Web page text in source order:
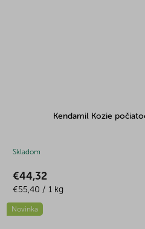
Kendamil Kozie
Skladom
€44,32
Jednotková
cena:
€55,40 / 1 kg
Novinka